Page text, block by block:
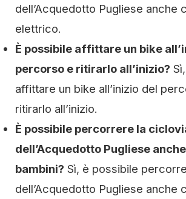
dell’Acquedotto Pugliese anche
elettrico.
È possibile affittare un bike
percorso e ritirarlo all’inizio?
affittare un bike all’inizio del
ritirarlo all’inizio.
È possibile percorrere la
dell’Acquedotto Pugliese
bambini? Sì, è possibile
dell’Acquedotto Pugliese anche